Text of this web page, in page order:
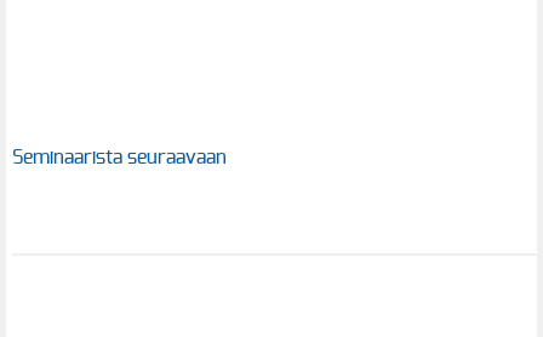
Seminaarista seuraavaan